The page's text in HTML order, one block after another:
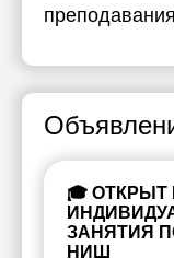
🎓 ОТКРЫТ
ЗАНЯТИЯ
НИШ